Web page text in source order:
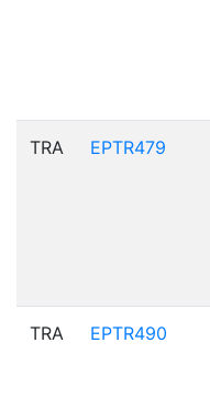
TRA EPTR479
TRA EPTR490